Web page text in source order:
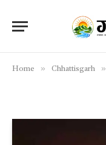
Home » Chhattisgarh »